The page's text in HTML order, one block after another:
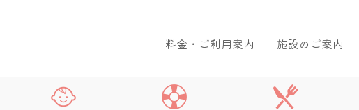
料金・ご利用案内 施設のご案内